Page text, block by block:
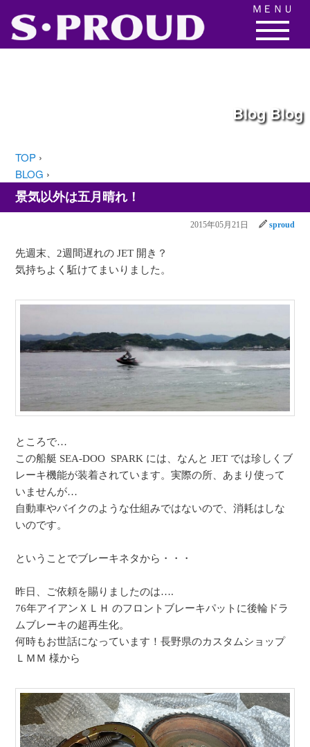
BlogBlog
TOP ›
BLOG ›
景気以外は五月晴れ！
2015年05月21日 sproud
先週末、2週間遅れの JET 開き？
気持ちよく駈けてまいりました。
ところで…
この船艇 SEA-DOO SPARK には、なんと JET では珍しくブ
レーキ機能が装着されています。実際の所、あまり使って
いませんが…
自動車やバイクのような仕組みではないので、消耗はしな
いのです。
ということでブレーキネタから・・・
昨日、ご依頼を賜りましたのは….
76年アイアンＸＬＨ のフロントブレーキパットに後輪ドラ
ムブレーキの超再生化。
何時もお世話になっています！長野県のカスタムショップ
ＬＭＭ 様から
ＭＥＮＵ